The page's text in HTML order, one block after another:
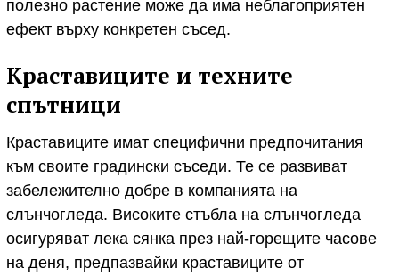
полезно растение може да има неблагоприятен
ефект върху конкретен съсед.
Краставиците и техните
спътници
Краставиците имат специфични предпочитания
към своите градински съседи. Те се развиват
забележително добре в компанията на
слънчогледа. Високите стъбла на слънчогледа
осигуряват лека сянка през най-горещите часове
на деня, предпазвайки краставиците от